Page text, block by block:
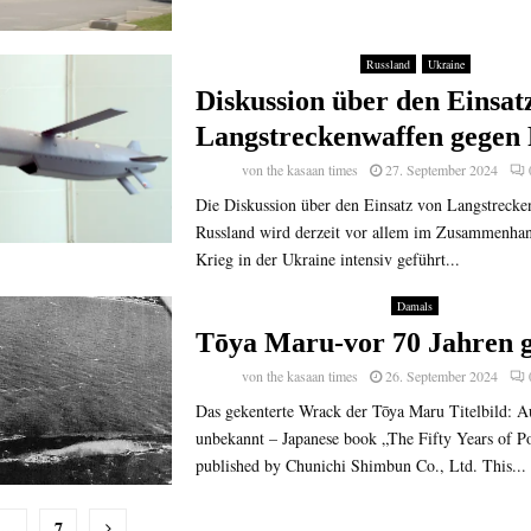
Russland Ukraine
Diskussion über den
Langstreckenwaffen gegen
vonthe kasaan times 27. September 2024
Die Diskussion über den Einsatz von
Russland wird derzeit vor allem im
Krieg in der Ukraine intensiv geführt...
Damals
Tōya Maru-vor 70 Jahren
vonthe kasaan times 26. September 2024
Das gekenterte Wrack der Tōya Maru Titelbild:
unbekannt – Japanese book „The Fifty Years of
published by Chunichi Shimbun Co., Ltd. This...